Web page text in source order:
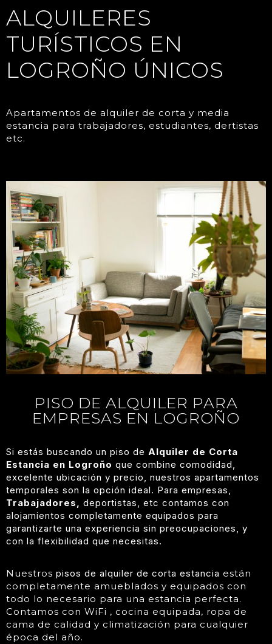
ALQUILERES
TURÍSTICOS EN
LOGROÑO ÚNICOS
Apartamentos de alquiler de corta y media
estancia para trabajadores, estudiantes, dertistas
etc.
PISO DE ALQUILER PARA
EMPRESAS EN LOGROÑO
Si estás buscando un piso de Alquiler de Corta
Estancia en Logroño que combine comodidad,
excelente ubicación y precio, nuestros apartamentos
temporales son la opción ideal. Para empresas,
Trabajadores, deportistas, etc contamos con
alojamientos completamente equipados para
garantizarte una experiencia sin preocupaciones, y
con la flexibilidad que necesitas.
Nuestros pisos de alquiler de corta estancia están
completamente amueblados y equipados con
todo lo necesario para una estancia perfecta.
Contamos con WiFi , cocina equipada, ropa de
cama de calidad y climatización para cualquier
época del año.